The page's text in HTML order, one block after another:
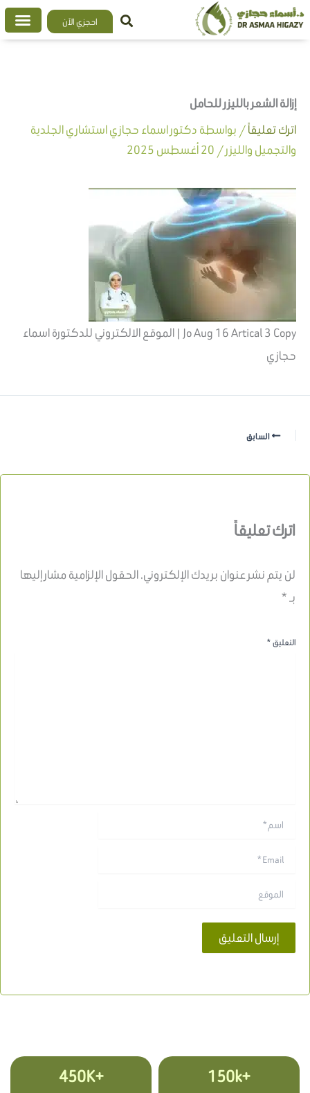
تخطي
إلى
احجزي الآن
إزالة الشعر بالليزر للحامل
اترك تعليقاً/ بواسطة دكتور اسماء حجازي استشاري الجلدية
والتجميل والليزر/ 20 أغسطس 2025
Jo Aug 16 Artical 3 Copy | الموقع الالكتروني للدكتورة اسماء
حجازي
السابق
اترك تعليقاً
لن يتم نشر عنوان بريدك الإلكتروني.الحقول الإلزامية مشار إليها
بـ*
التعليق*
+150k
+450K